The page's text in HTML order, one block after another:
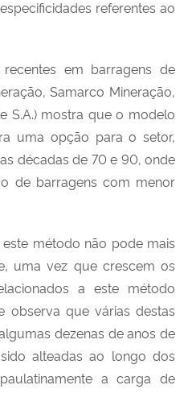
referentes ao
em barragens de
Samarco Mineração,
S.A.) mostra que o modelo
uma opção para o setor,
décadas de 70 e 90, onde
de barragens com menor
método não pode mais
uma vez que crescem os
a este método
observa que várias destas
dezenas de anos de
alteadas ao longo dos
a carga de